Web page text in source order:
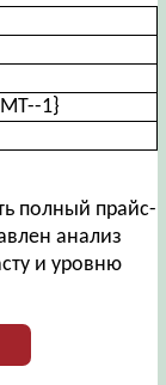
1}
полный прайс-
анализ
и уровню